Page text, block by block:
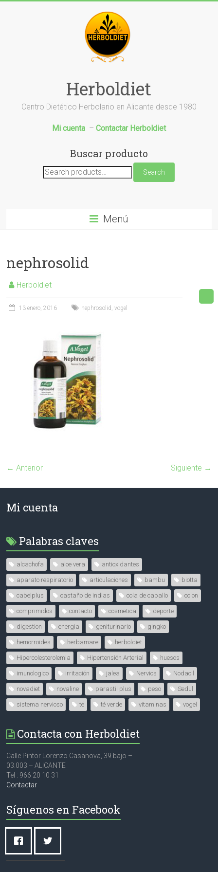
Herboldiet
Centro Dietético Herbolario en Alicante desde 1980
Mi cuenta – Contactar Herboldiet
Buscar producto
Search
for:
Search
Menú
nephrosolid
Herboldiet
13 enero, 2016 nephrosolid ,vogel
← Anterior Siguiente →
Mi cuenta
Palabras claves
alcachofa aloe vera antioxidantes
aparato respiratorio articulaciones bambu biotta
cabelplus castaño de indias cola de caballo colon
comprimidos contacto cosmetica deporte
digestion energia geniturinario gingko
hemorroides herbamare herboldiet
Hipercolesterolemia Hipertensión Arterial huesos
imunologico irritación jalea Nervios Nodacil
novadiet novaline parastil plus peso Sedul
sistema nervioso té té verde vitaminas vogel
Contacta con Herboldiet
Calle Pintor Lorenzo Casanova, 39 bajo –
03.003 – ALICANTE
Tel : 966 20 10 31
Contactar
Síguenos en Facebook